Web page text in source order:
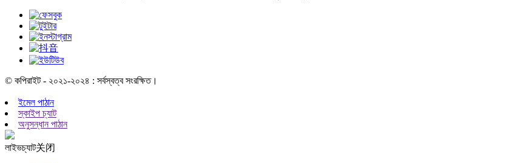
© কপিরাইট - ২০২১-২০২৪ : সর্বস্বত্ব সংরক্ষিত।
ইমেল পাঠান
স্কাইপ চ্যাট
অনুসন্ধান পাঠান
লাইভচ্যাট关闭